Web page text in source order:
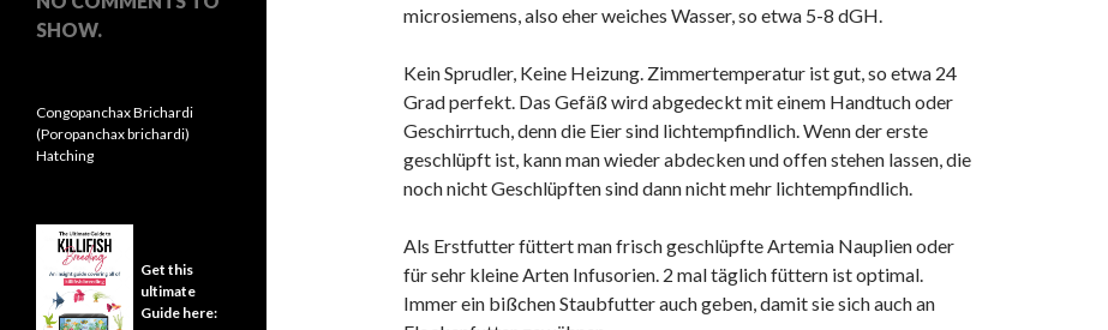
microsiemens, also eher weiches Wasser, so etwa 5-8 dGH.
Kein Sprudler, Keine Heizung. Zimmertemperatur ist gut, so etwa 24
Grad perfekt. Das Gefäß wird abgedeckt mit einem Handtuch oder
Geschirrtuch, denn die Eier sind lichtempfindlich. Wenn der erste
geschlüpft ist, kann man wieder abdecken und offen stehen lassen, die
noch nicht Geschlüpften sind dann nicht mehr lichtempfindlich.
Als Erstfutter füttert man frisch geschlüpfte Artemia Nauplien oder
für sehr kleine Arten Infusorien. 2 mal täglich füttern ist optimal.
Immer ein bißchen Staubfutter auch geben, damit sie sich auch an
SHOW.
Congopanchax Brichardi
(Poropanchax brichardi)
Hatching
Get this
ultimate
Guide here: